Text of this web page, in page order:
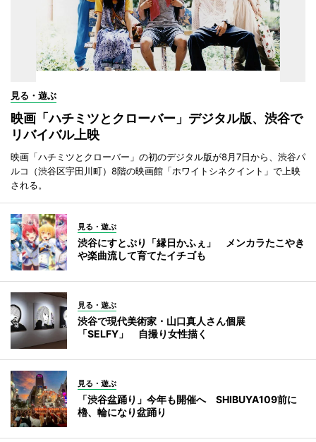
見る・遊ぶ
映画「ハチミツとクローバー」デジタル版、渋谷で
リバイバル上映
映画「ハチミツとクローバー」の初のデジタル版が8月7日から、渋谷パ
ルコ（渋谷区宇田川町）8階の映画館「ホワイトシネクイント」で上映
される。
見る・遊ぶ
渋谷にすとぷり「縁日かふぇ」 メンカラたこやき
や楽曲流して育てたイチゴも
見る・遊ぶ
渋谷で現代美術家・山口真人さん個展
「SELFY」 自撮り女性描く
見る・遊ぶ
「渋谷盆踊り」今年も開催へ SHIBUYA109前に
櫓、輪になり盆踊り